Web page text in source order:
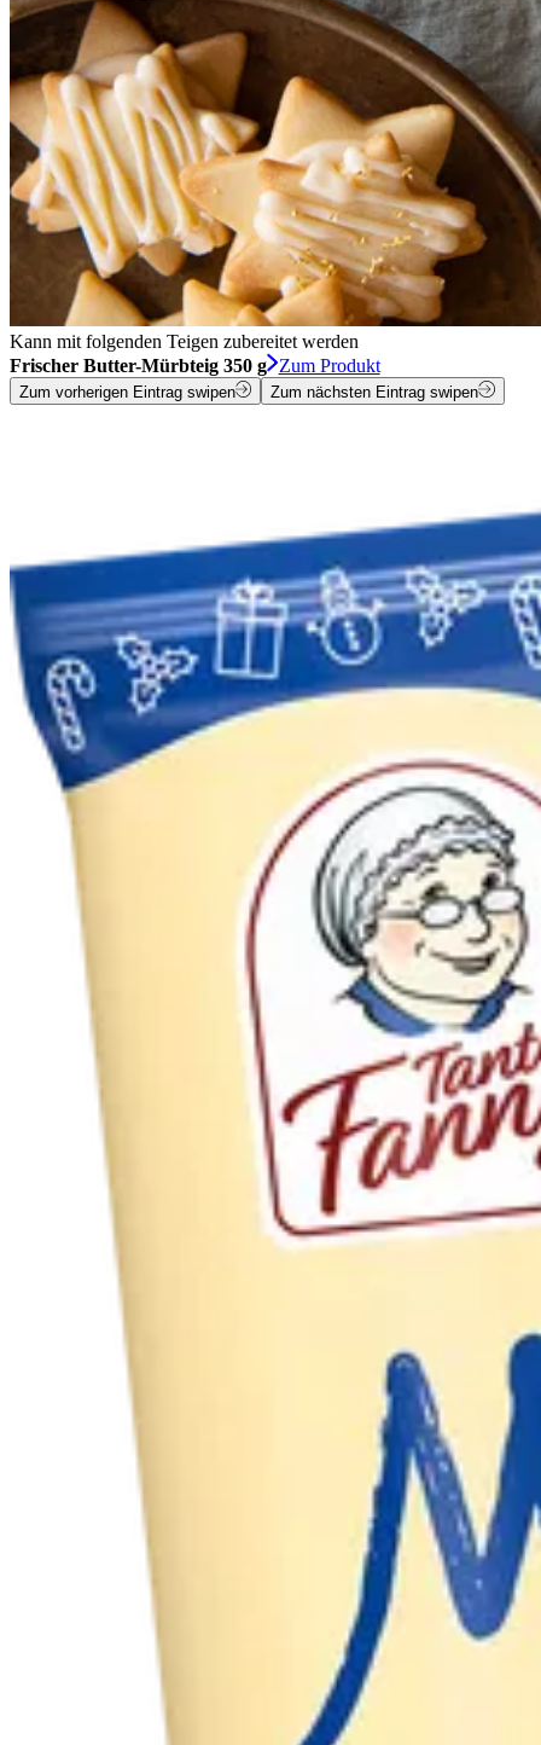
Kann mit folgenden Teigen zubereitet werden
Frischer Butter-Mürbteig 350 g
Zum Produkt
Zum vorherigen Eintrag swipen Zum nächsten Eintrag swipen